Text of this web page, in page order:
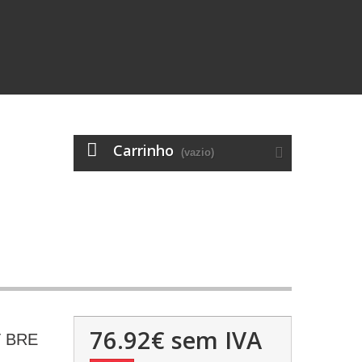
Carrinho (vazio)
BRE 76.92€ sem IVA